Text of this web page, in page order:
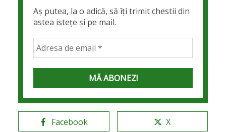
Aș putea, la o adică, să îți trimit chestii din
astea istețe și pe mail.
Facebook X